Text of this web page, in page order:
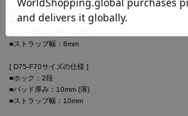
[ B65-D70サイズの仕様 ]
■ホック：2段
■ストラップ幅：8mm
[ D75-F70サイズの仕様 ]
■ホック：2段
■パッド厚み：10mm (薄)
■ストラップ幅：10mm